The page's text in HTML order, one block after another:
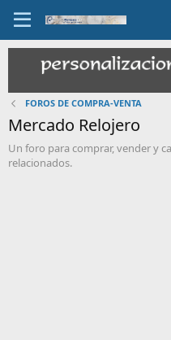
FOROS DE COMPRA-VENTA
Mercado Relojero
Un foro para comprar, vender y
relacionados.